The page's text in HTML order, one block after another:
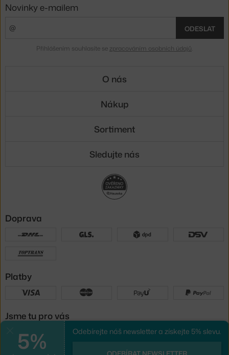
5% Odebírejte náš newsletter a získejte 5% slevu.
Novinky e-mailem
ODESLAT
Přihlášením souhlasíte se zpracováním osobních údajů
O nás
Nákup
Sortiment
Sledujte nás
Doprava
Platby
Jsme tu pro vás
e-shop na míruod